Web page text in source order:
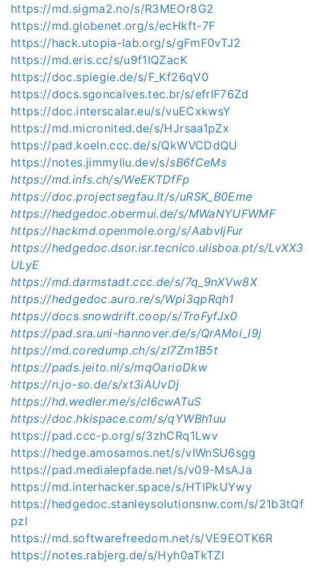
https://md.sigma2.no/s/R3MEOr8G2
https://md.globenet.org/s/ecHkft-7F
https://hack.utopia-lab.org/s/gFmF0vTJ2
https://md.eris.cc/s/u9f1IQZacK
https://doc.spiegie.de/s/F_Kf26qV0
https://docs.sgoncalves.tec.br/s/efrIF76Zd
https://doc.interscalar.eu/s/vuECxkwsY
https://md.micronited.de/s/HJrsaa1pZx
https://pad.koeln.ccc.de/s/QkWVCDdQU
https://notes.jimmyliu.dev/s/sB6fCeMs
https://md.infs.ch/s/WeEKTDfFp
https://doc.projectsegfau.lt/s/uRSK_B0Eme
https://hedgedoc.obermui.de/s/MWaNYUFWMF
https://hackmd.openmole.org/s/AabvIjFur
https://hedgedoc.dsor.isr.tecnico.ulisboa.pt/s/LvXX3
ULyE
https://md.darmstadt.ccc.de/s/7q_9nXVw8X
https://hedgedoc.auro.re/s/Wpi3qpRqh1
https://docs.snowdrift.coop/s/TroFyfJx0
https://pad.sra.uni-hannover.de/s/QrAMoi_l9j
https://md.coredump.ch/s/zI7Zm1B5t
https://pads.jeito.nl/s/mqOarioDkw
https://n.jo-so.de/s/xt3iAUvDj
https://hd.wedler.me/s/cI6cwATuS
https://doc.hkispace.com/s/qYWBh1uu
https://pad.ccc-p.org/s/3zhCRq1Lwv
https://hedge.amosamos.net/s/vIWnSU6sgg
https://pad.medialepfade.net/s/v09-MsAJa
https://md.interhacker.space/s/HTlPkUYwy
https://hedgedoc.stanleysolutionsnw.com/s/21b3tQf
pzl
https://md.softwarefreedom.net/s/VE9EOTK6R
https://notes.rabjerg.de/s/Hyh0aTkTZl